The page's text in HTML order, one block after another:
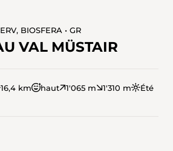
BIOSFERA • GR
VAL MÜSTAIR
16,4 km haut 1'065 m 1'310 m
Été